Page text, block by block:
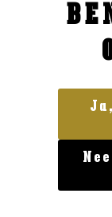
Geen
Fever